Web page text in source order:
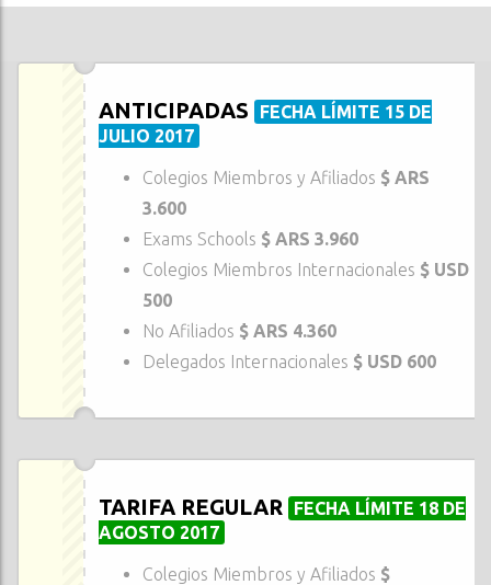
ANTICIPADAS
FECHA LÍMITE 15 DE
JULIO 2017
Colegios Miembros y Afiliados $ ARS
3.600
Exams Schools $ ARS 3.960
Colegios Miembros Internacionales $ USD
500
No Afiliados $ ARS 4.360
Delegados Internacionales $ USD 600
TARIFA REGULAR
FECHA LÍMITE 18 DE
AGOSTO 2017
Colegios Miembros y Afiliados $